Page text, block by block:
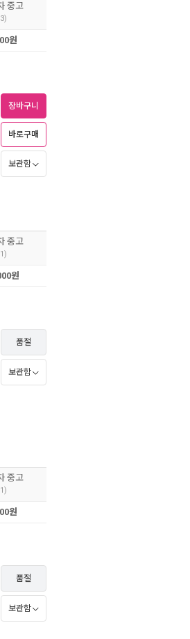
중고
원
장바구니
바로구매
보관함
중고
원
품절
보관함
중고
원
품절
보관함